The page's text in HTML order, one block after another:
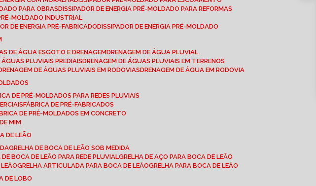
PARA OBRAS
DISSIPADOR DE ENERGIA PRÉ-MOLDADO PARA REFORMAS
MOLDADO INDUSTRIAL
DE ENERGIA PRÉ-FABRICADO DISSIPADOR DE ENERGIA PRÉ-MOLDADO
DE ÁGUA ESGOTO E DRENAGEM DRENAGEM DE ÁGUA PLUVIAL
ÁGUAS PLUVIAIS PREDIAIS
DRENAGEM DE ÁGUAS PLUVIAIS EM TERRENOS
DRENAGEM DE ÁGUAS PLUVIAIS EM RODOVIAS DRENAGEM DE ÁGUA EM RODOVIA
DE PRÉ-MOLDADOS PARA REDES PLUVIAIS
FÁBRICA DE PRÉ-FABRICADOS
DE PRÉ-MOLDADOS EM CONCRETO
MIM
DE LEÃO
GRELHA DE BOCA DE LEÃO SOB MEDIDA
DE BOCA DE LEÃO PARA REDE PLUVIAL
GRELHA DE AÇO PARA BOCA DE LEÃO
LEÃO GRELHA ARTICULADA PARA BOCA DE LEÃO
GRELHA PARA BOCA DE LEÃO
DE LOBO